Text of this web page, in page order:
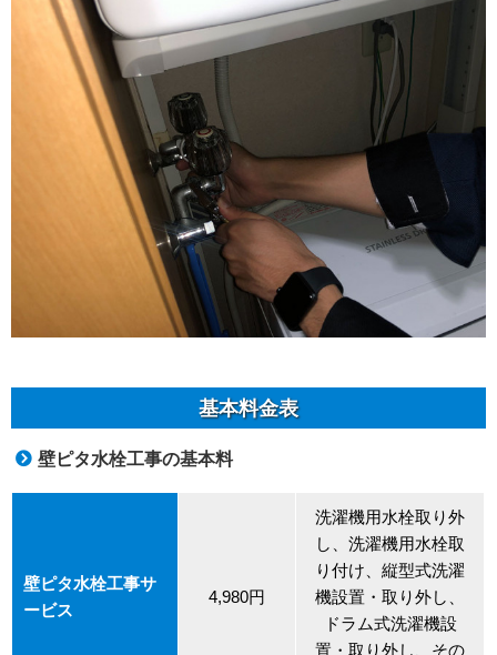
基本料金表
壁ピタ水栓工事の基本料
壁ピタ水栓工事サ
ービス
4,980円
洗濯機用水栓取り外
し、洗濯機用水栓取
り付け、縦型式洗濯
機設置・取り外し、
ドラム式洗濯機設
置・取り外し、その